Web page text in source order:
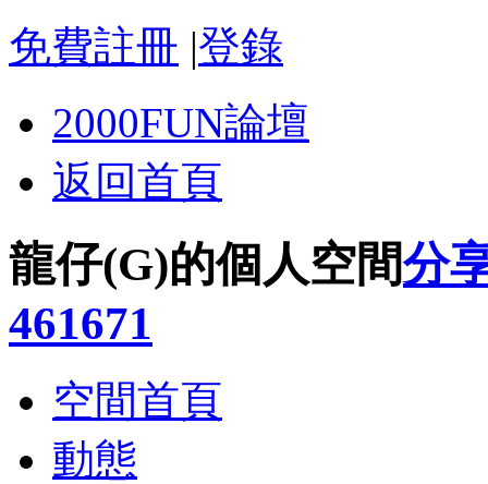
免費註冊 |登錄
2000FUN論壇
返回首頁
龍仔(G)的個人空間分
461671
空間首頁
動態